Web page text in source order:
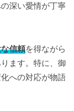
深い愛情が丁寧
信頼を得ながら
ます。特に、御
への対応が物語